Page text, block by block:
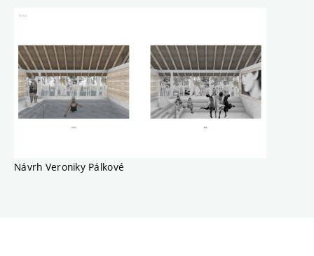
Návrh Veroniky Pálkové